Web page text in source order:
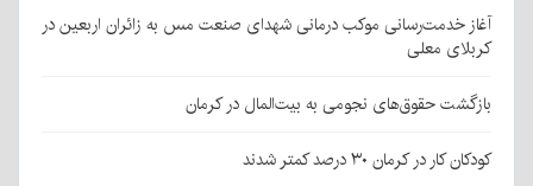
آغاز خدمت‌رسانی موکب درمانی شهدای صنعت مس به زائران اربعین در
کربلای معلی
بازگشت حقوق‌های نجومی به بیت‌المال در کرمان
کودکان کار در کرمان ۳۰ درصد کمتر شدند